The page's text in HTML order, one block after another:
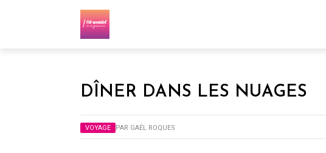
DÎNER DANS LES NUAGES
VOYAGE PAR GAËL ROQUES